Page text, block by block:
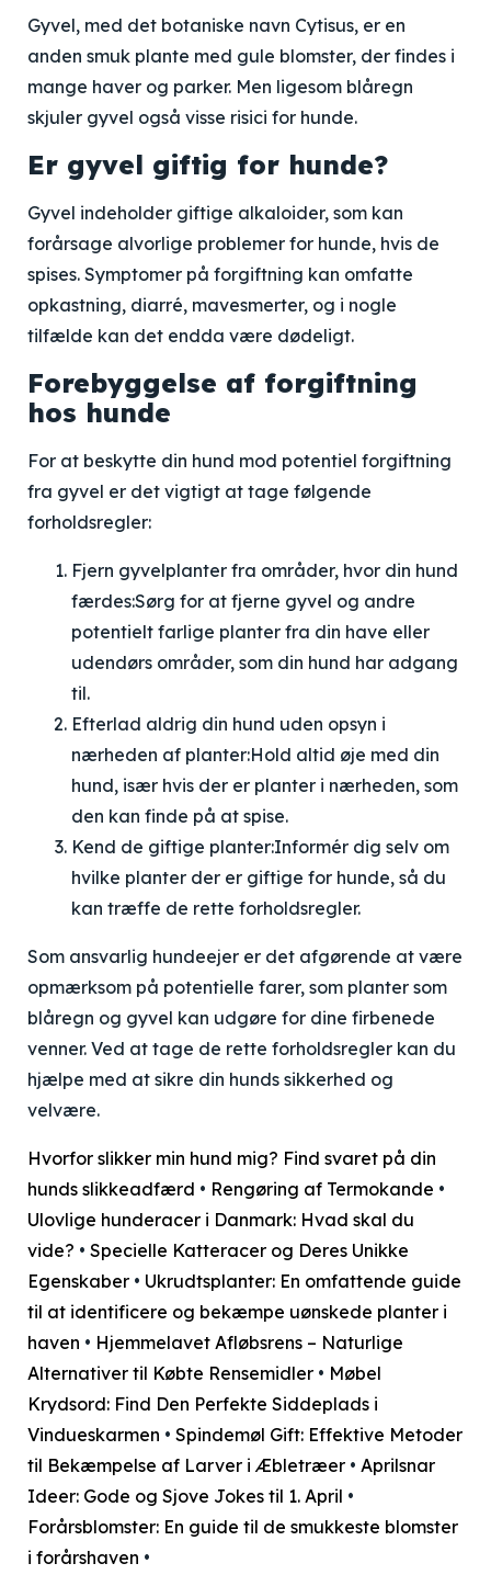
Gyvel, med det botaniske navn Cytisus, er en
anden smuk plante med gule blomster, der findes i
mange haver og parker. Men ligesom blåregn
skjuler gyvel også visse risici for hunde.
Er gyvel giftig for hunde?
Gyvel indeholder giftige alkaloider, som kan
forårsage alvorlige problemer for hunde, hvis de
spises. Symptomer på forgiftning kan omfatte
opkastning, diarré, mavesmerter, og i nogle
tilfælde kan det endda være dødeligt.
Forebyggelse af forgiftning
hos hunde
For at beskytte din hund mod potentiel forgiftning
fra gyvel er det vigtigt at tage følgende
forholdsregler:
Fjern gyvelplanter fra områder, hvor din hund
færdes:Sørg for at fjerne gyvel og andre
potentielt farlige planter fra din have eller
udendørs områder, som din hund har adgang
til.
Efterlad aldrig din hund uden opsyn i
nærheden af planter:Hold altid øje med din
hund, især hvis der er planter i nærheden, som
den kan finde på at spise.
Kend de giftige planter:Informér dig selv om
hvilke planter der er giftige for hunde, så du
kan træffe de rette forholdsregler.
Som ansvarlig hundeejer er det afgørende at være
opmærksom på potentielle farer, som planter som
blåregn og gyvel kan udgøre for dine firbenede
venner. Ved at tage de rette forholdsregler kan du
hjælpe med at sikre din hunds sikkerhed og
velvære.
Hvorfor slikker min hund mig? Find svaret på din
hunds slikkeadfærd • Rengøring af Termokande •
Ulovlige hunderacer i Danmark: Hvad skal du
vide? • Specielle Katteracer og Deres Unikke
Egenskaber • Ukrudtsplanter: En omfattende guide
til at identificere og bekæmpe uønskede planter i
haven • Hjemmelavet Afløbsrens – Naturlige
Alternativer til Købte Rensemidler • Møbel
Krydsord: Find Den Perfekte Siddeplads i
Vindueskarmen • Spindemøl Gift: Effektive Metoder
til Bekæmpelse af Larver i Æbletræer • Aprilsnar
Ideer: Gode og Sjove Jokes til 1. April •
Forårsblomster: En guide til de smukkeste blomster
i forårshaven •